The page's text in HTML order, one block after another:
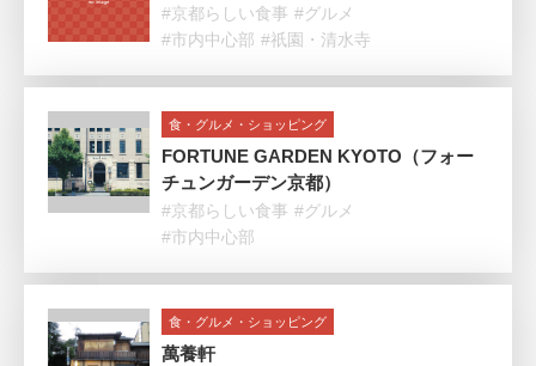
#京都らしい食事 #グルメ
#市内中心部 #祇園・清水寺
食・グルメ・ショッピング
FORTUNE GARDEN KYOTO（フォー
チュンガーデン京都）
#京都らしい食事 #グルメ
#市内中心部
食・グルメ・ショッピング
萬養軒